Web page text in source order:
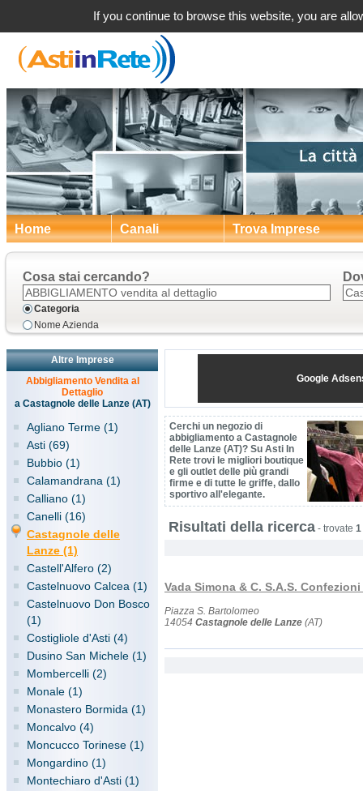
Home Canali Trova Imprese
Cosa stai cercando?
Categoria
Nome Azienda
Altre Imprese
Abbigliamento Vendita al
Dettaglio
a Castagnole delle Lanze (AT)
Agliano Terme (1)
Asti (69)
Bubbio (1)
Calamandrana (1)
Calliano (1)
Canelli (16)
Castagnole delle
Lanze (1)
Castell'Alfero (2)
Castelnuovo Calcea (1)
Castelnuovo Don Bosco
(1)
Costigliole d'Asti (4)
Dusino San Michele (1)
Mombercelli (2)
Monale (1)
Monastero Bormida (1)
Moncalvo (4)
Moncucco Torinese (1)
Mongardino (1)
Montechiaro d'Asti (1)
Google
Cerchi un negozio di
abbigliamento a Castagnole
delle Lanze (AT)? Su Asti In
Rete trovi le migliori boutique
e gli outlet delle più grandi
firme e di tutte le griffe, dallo
sportivo all'elegante.
Risultati della ricerca - trovate 1
Vada Simona & C. S.A.S.
Piazza S. Bartolomeo
14054 Castagnole delle Lanze (AT)
If you continue to browse this website, you are